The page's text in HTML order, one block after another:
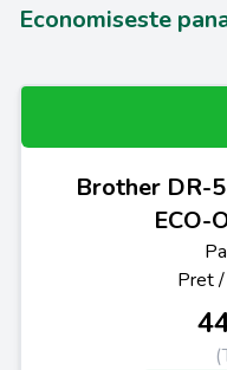
Economiseste
Brother DR-
ECO-
Pret